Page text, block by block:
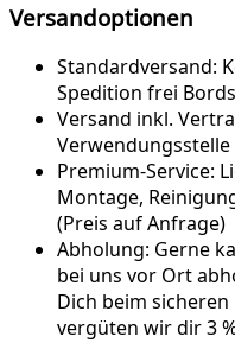
Versandoptionen
Standardversand:
Spedition frei
Versand inkl.
Verwendungsstelle
Premium-Service:
Montage,
(Preis auf Anfrage)
Abholung: Gerne
bei uns vor Ort
Dich beim
vergüten wir dir 3